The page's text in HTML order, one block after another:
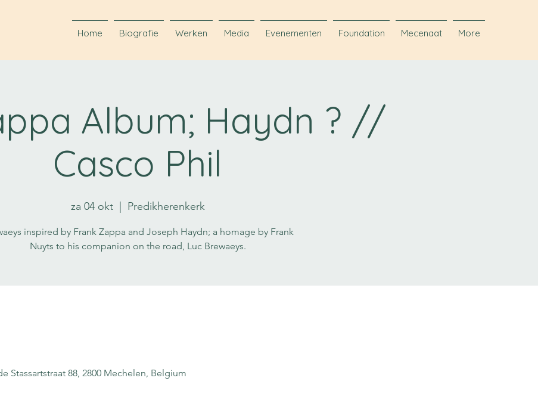
Home Biografie Werken Media Evenementen Foundation Mecenaat More
Album; Haydn ? //
Casco Phil
za 04 okt
  |
Predikherenkerk
inspired by Frank Zappa and Joseph Haydn; a homage by Frank
Nuyts to his companion on the road, Luc Brewaeys.
Stassartstraat 88, 2800 Mechelen, Belgium